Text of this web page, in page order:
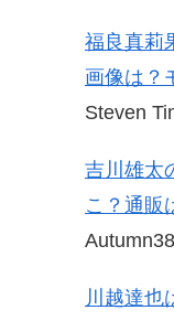
福良真莉
画像は？
Steven
吉川雄太
こ？通販
川越達也